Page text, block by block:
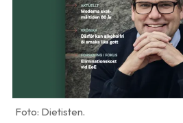
Dietisten.